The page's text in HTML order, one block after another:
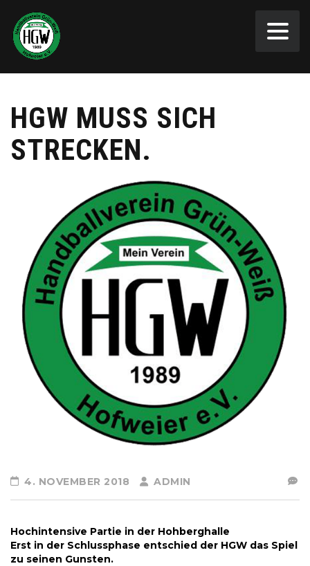
HGW MUSS SICH
STRECKEN.
4. NOVEMBER 2018 ADMIN
Hochintensive Partie in der Hohberghalle
Erst in der Schlussphase entschied der HGW das Spiel
zu seinen Gunsten.